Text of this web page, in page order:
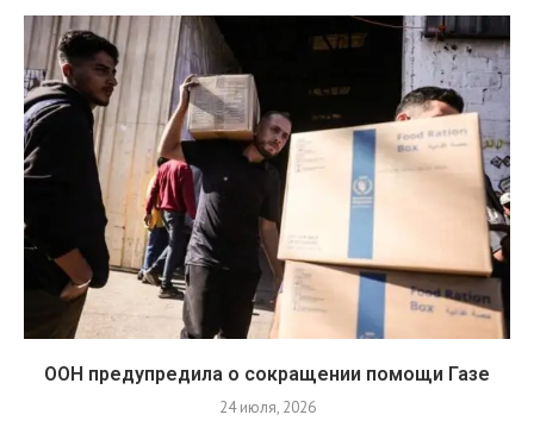
ООН предупредила о сокращении помощи Газе
24 июля, 2026